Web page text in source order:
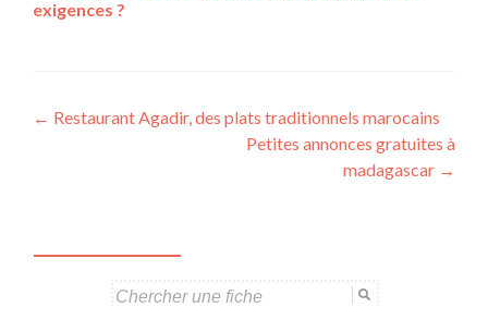
exigences ?
Navigation
← Restaurant Agadir, des plats traditionnels marocains
Petites annonces gratuites à
madagascar →